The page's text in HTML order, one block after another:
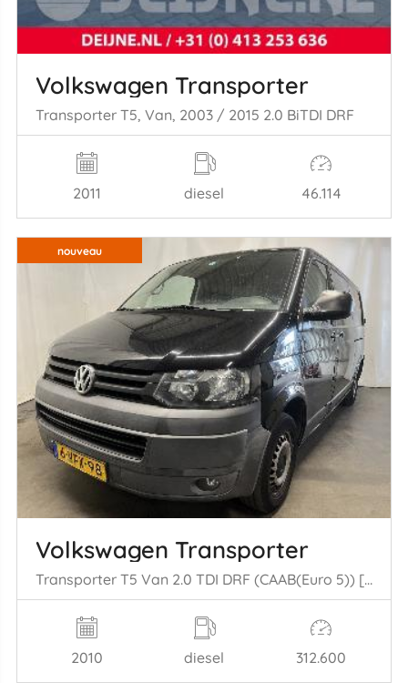
Volkswagen Transporter
Transporter T5, Van, 2003 / 2015 2.0 BiTDI DRF
2011 diesel 46.114
nouveau
Volkswagen Transporter
Transporter T5 Van 2.0 TDI DRF (CAAB(Euro 5)) [75kW] (09-2009/08-2015= )
2010 diesel 312.600